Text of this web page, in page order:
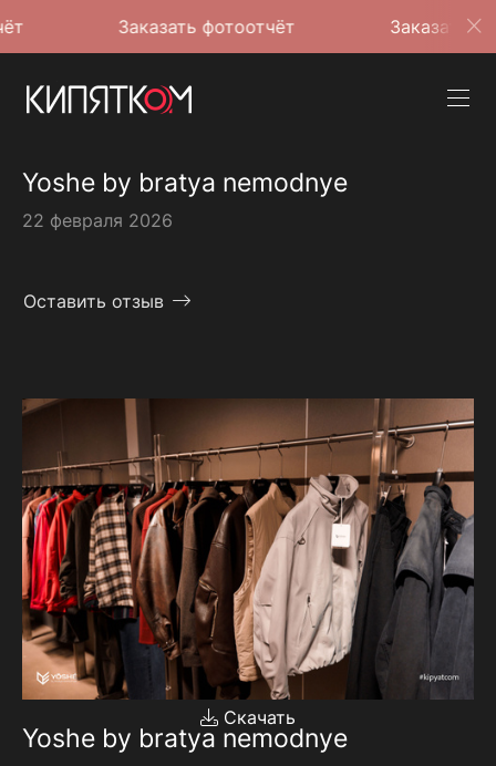
Заказать фотоотчёт Заказать фотоотчёт
Yoshe by bratya nemodnye
22 февраля 2026
Оставить отзыв
Скачать
Yoshe by bratya nemodnye